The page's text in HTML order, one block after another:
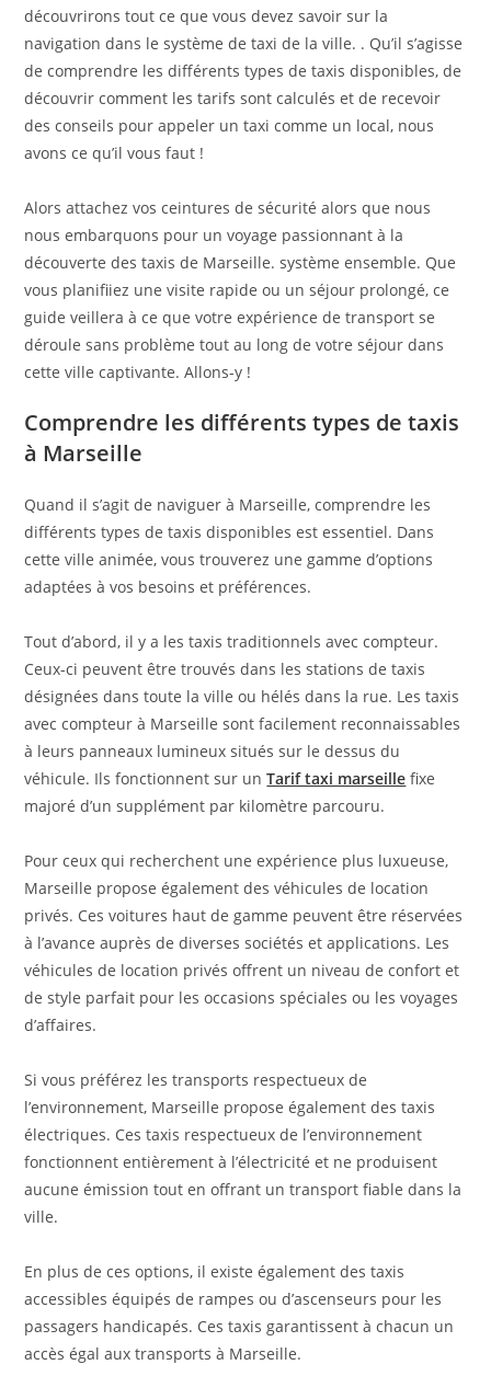
découvrirons tout ce que vous devez savoir sur la
navigation dans le système de taxi de la ville. . Qu’il s’agisse
de comprendre les différents types de taxis disponibles, de
découvrir comment les tarifs sont calculés et de recevoir
des conseils pour appeler un taxi comme un local, nous
avons ce qu’il vous faut !
Alors attachez vos ceintures de sécurité alors que nous
nous embarquons pour un voyage passionnant à la
découverte des taxis de Marseille. système ensemble. Que
vous planifiiez une visite rapide ou un séjour prolongé, ce
guide veillera à ce que votre expérience de transport se
déroule sans problème tout au long de votre séjour dans
cette ville captivante. Allons-y !
Comprendre les différents types de taxis
à Marseille
Quand il s’agit de naviguer à Marseille, comprendre les
différents types de taxis disponibles est essentiel. Dans
cette ville animée, vous trouverez une gamme d’options
adaptées à vos besoins et préférences.
Tout d’abord, il y a les taxis traditionnels avec compteur.
Ceux-ci peuvent être trouvés dans les stations de taxis
désignées dans toute la ville ou hélés dans la rue. Les taxis
avec compteur à Marseille sont facilement reconnaissables
à leurs panneaux lumineux situés sur le dessus du
véhicule. Ils fonctionnent sur unTarif taxi marseille fixe
majoré d’un supplément par kilomètre parcouru.
Pour ceux qui recherchent une expérience plus luxueuse,
Marseille propose également des véhicules de location
privés. Ces voitures haut de gamme peuvent être réservées
à l’avance auprès de diverses sociétés et applications. Les
véhicules de location privés offrent un niveau de confort et
de style parfait pour les occasions spéciales ou les voyages
d’affaires.
Si vous préférez les transports respectueux de
l’environnement, Marseille propose également des taxis
électriques. Ces taxis respectueux de l’environnement
fonctionnent entièrement à l’électricité et ne produisent
aucune émission tout en offrant un transport fiable dans la
ville.
En plus de ces options, il existe également des taxis
accessibles équipés de rampes ou d’ascenseurs pour les
passagers handicapés. Ces taxis garantissent à chacun un
accès égal aux transports à Marseille.